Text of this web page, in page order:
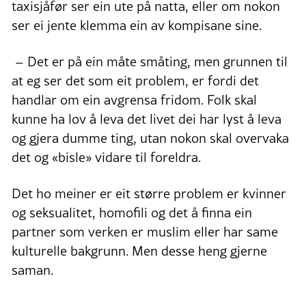
taxisjåfør ser ein ute på natta, eller om nokon
ser ei jente klemma ein av kompisane sine.
– Det er på ein måte småting, men grunnen til
at eg ser det som eit problem, er fordi det
handlar om ein avgrensa fridom. Folk skal
kunne ha lov å leva det livet dei har lyst å leva
og gjera dumme ting, utan nokon skal overvaka
det og «bisle» vidare til foreldra.
Det ho meiner er eit større problem er kvinner
og seksualitet, homofili og det å finna ein
partner som verken er muslim eller har same
kulturelle bakgrunn. Men desse heng gjerne
saman.